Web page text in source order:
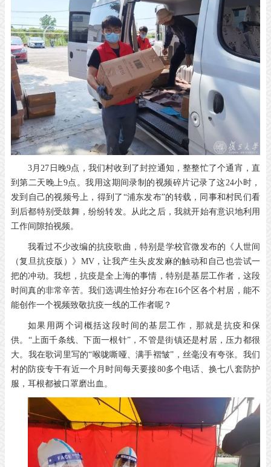
3月27日晚9点，我们村收到了封控通知，整整忙了个通宵，直
到第二天晚上9点。我用这期间录制的视频碎片记录了这24小时，
发到自己的视频号上，得到了“浦东发布”的转载，同事和村民们看
到后都特别受鼓舞，纷纷转发。从此之后，我就开始有意识地利用
工作间隙拍视频。
我看过不少改编的抗疫歌曲，特别是学校官微发布的《人世间
（复旦抗疫版）》MV，让我产生头皮发麻的触动和自己也尝试一
把的冲动。我想，抗疫是全上海的事情，特别是基层工作者，这段
时间真的非常辛苦。我们选调生恰好分布在16个区各个村居，能不
能创作一个视频致敬抗疫一线的工作者呢？
如果用两个词概括这段时间的基层工作，那就是抗疫和保
供。“上面千条线、下面一根针”，不管是街镇还是村居，压力都很
大。我在歌词里写的“喉咙嘶哑、满手褶皱”，丝毫没有夸张。我们
村的防疫专干有近一个月时间每天要接80多个电话、换七八套防护
服，耳根都被口罩磨出血。